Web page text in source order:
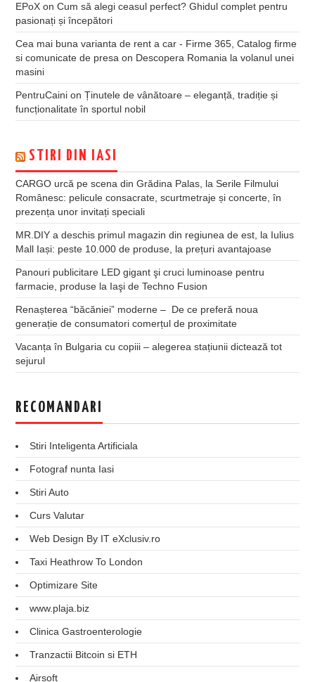
EPoX onCum să alegi ceasul perfect? Ghidul complet pentru
pasionați și începători
Cea mai buna varianta de rent a car - Firme 365, Catalog firme
si comunicate de presa on Descopera Romania la volanul unei
masini
PentruCaini onȚinutele de vânătoare – eleganță, tradiție și
funcționalitate în sportul nobil
STIRI DIN IASI
CARGO urcă pe scena din Grădina Palas, la Serile Filmului
Românesc: pelicule consacrate, scurtmetraje și concerte, în
prezența unor invitați speciali
MR.DIY a deschis primul magazin din regiunea de est, la Iulius
Mall Iași: peste 10.000 de produse, la prețuri avantajoase
Panouri publicitare LED gigant şi cruci luminoase pentru
farmacie, produse la Iaşi de Techno Fusion
Renașterea “băcăniei” moderne – De ce preferă noua
generație de consumatori comerțul de proximitate
Vacanța în Bulgaria cu copiii – alegerea stațiunii dictează tot
sejurul
RECOMANDARI
Stiri Inteligenta Artificiala
Fotograf nunta Iasi
Stiri Auto
Curs Valutar
Web Design By IT eXclusiv.ro
Taxi Heathrow To London
Optimizare Site
www.plaja.biz
Clinica Gastroenterologie
Tranzactii Bitcoin si ETH
Airsoft